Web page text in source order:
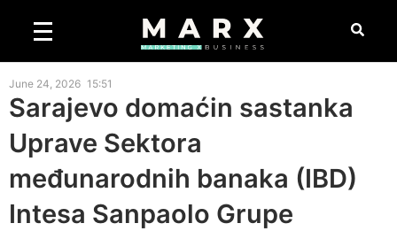
June 24, 2026 15:51
Sarajevo domaćin sastanka
Uprave Sektora
međunarodnih banaka (IBD)
Intesa Sanpaolo Grupe